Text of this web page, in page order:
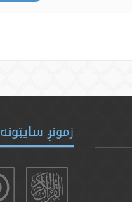
زمونږ سایټونه